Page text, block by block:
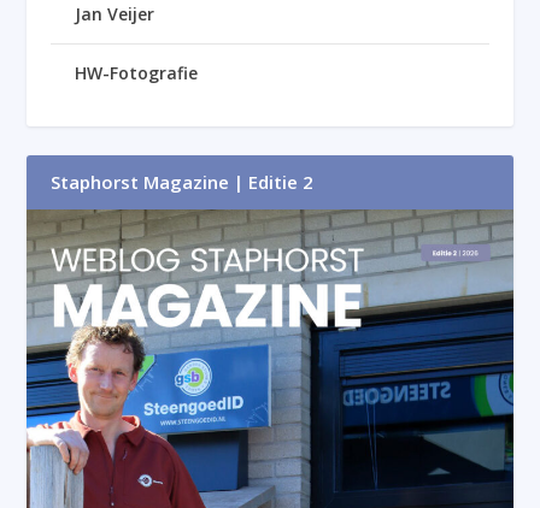
Jan Veijer
HW-Fotografie
Staphorst Magazine | Editie 2